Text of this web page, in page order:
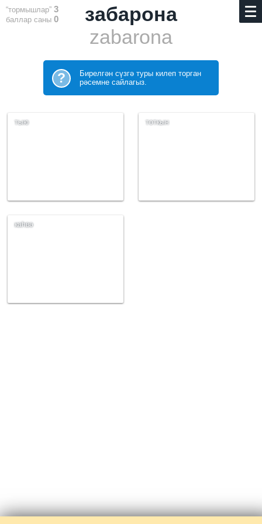
“тормышлар” 3
баллар саны 0
забарона
zabarona
?
Бирелгән сүзгә туры килеп торган
рәсемне сайлагыз.
тыю тоткын
каһвә